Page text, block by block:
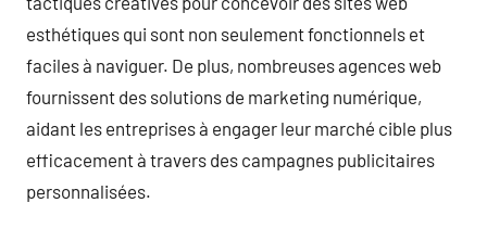
esthétiques qui sont non seulement fonctionnels et
faciles à naviguer. De plus, nombreuses agences web
fournissent des solutions de marketing numérique,
aidant les entreprises à engager leur marché cible plus
efficacement à travers des campagnes publicitaires
personnalisées.